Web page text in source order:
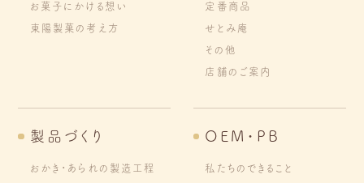
お菓子にかける想い
東陽製菓の考え方
定番商品
せとみ庵
その他
店舗のご案内
製品づくり
おかき・あられの製造工程
OEM・PB
私たちのできること